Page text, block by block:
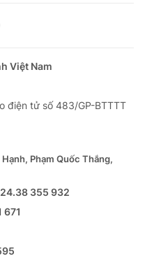
Việt Nam
điện tử số 483/GP-BTTTT
Phạm Quốc Thắng,
355 932
671